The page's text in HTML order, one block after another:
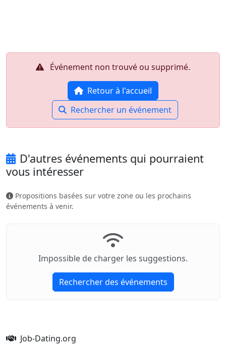
Événement non trouvé ou supprimé.
Retour à l'accueil
Rechercher un événement
D'autres événements qui pourraient
vous intéresser
Propositions basées sur votre zone ou les prochains
événements à venir.
Impossible de charger les suggestions.
Rechercher des événements
Job-Dating.org